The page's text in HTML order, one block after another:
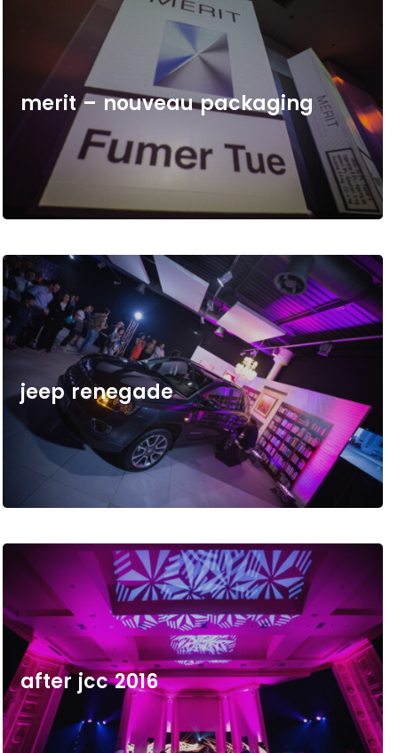
merit – nouveau packaging
jeep renegade
after jcc 2016